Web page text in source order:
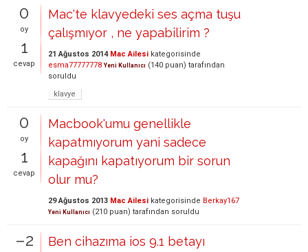
0
oy
1
cevap
Mac'te klavyedeki ses açma tuşu
çalışmıyor , ne yapabilirim ?
21 Ağustos 2014 Mac Ailesi kategorisinde
esma77777778 Yeni Kullanıcı (140 puan) tarafından
soruldu
klavye
0
oy
1
cevap
Macbook'umu genellikle
kapatmıyorum yani sadece
kapağını kapatıyorum bir sorun
olur mu?
29 Ağustos 2013 Mac Ailesi kategorisinde Berkay167
Yeni Kullanıcı (210 puan) tarafından soruldu
–2
Ben cihazıma ios 9.1 betayı